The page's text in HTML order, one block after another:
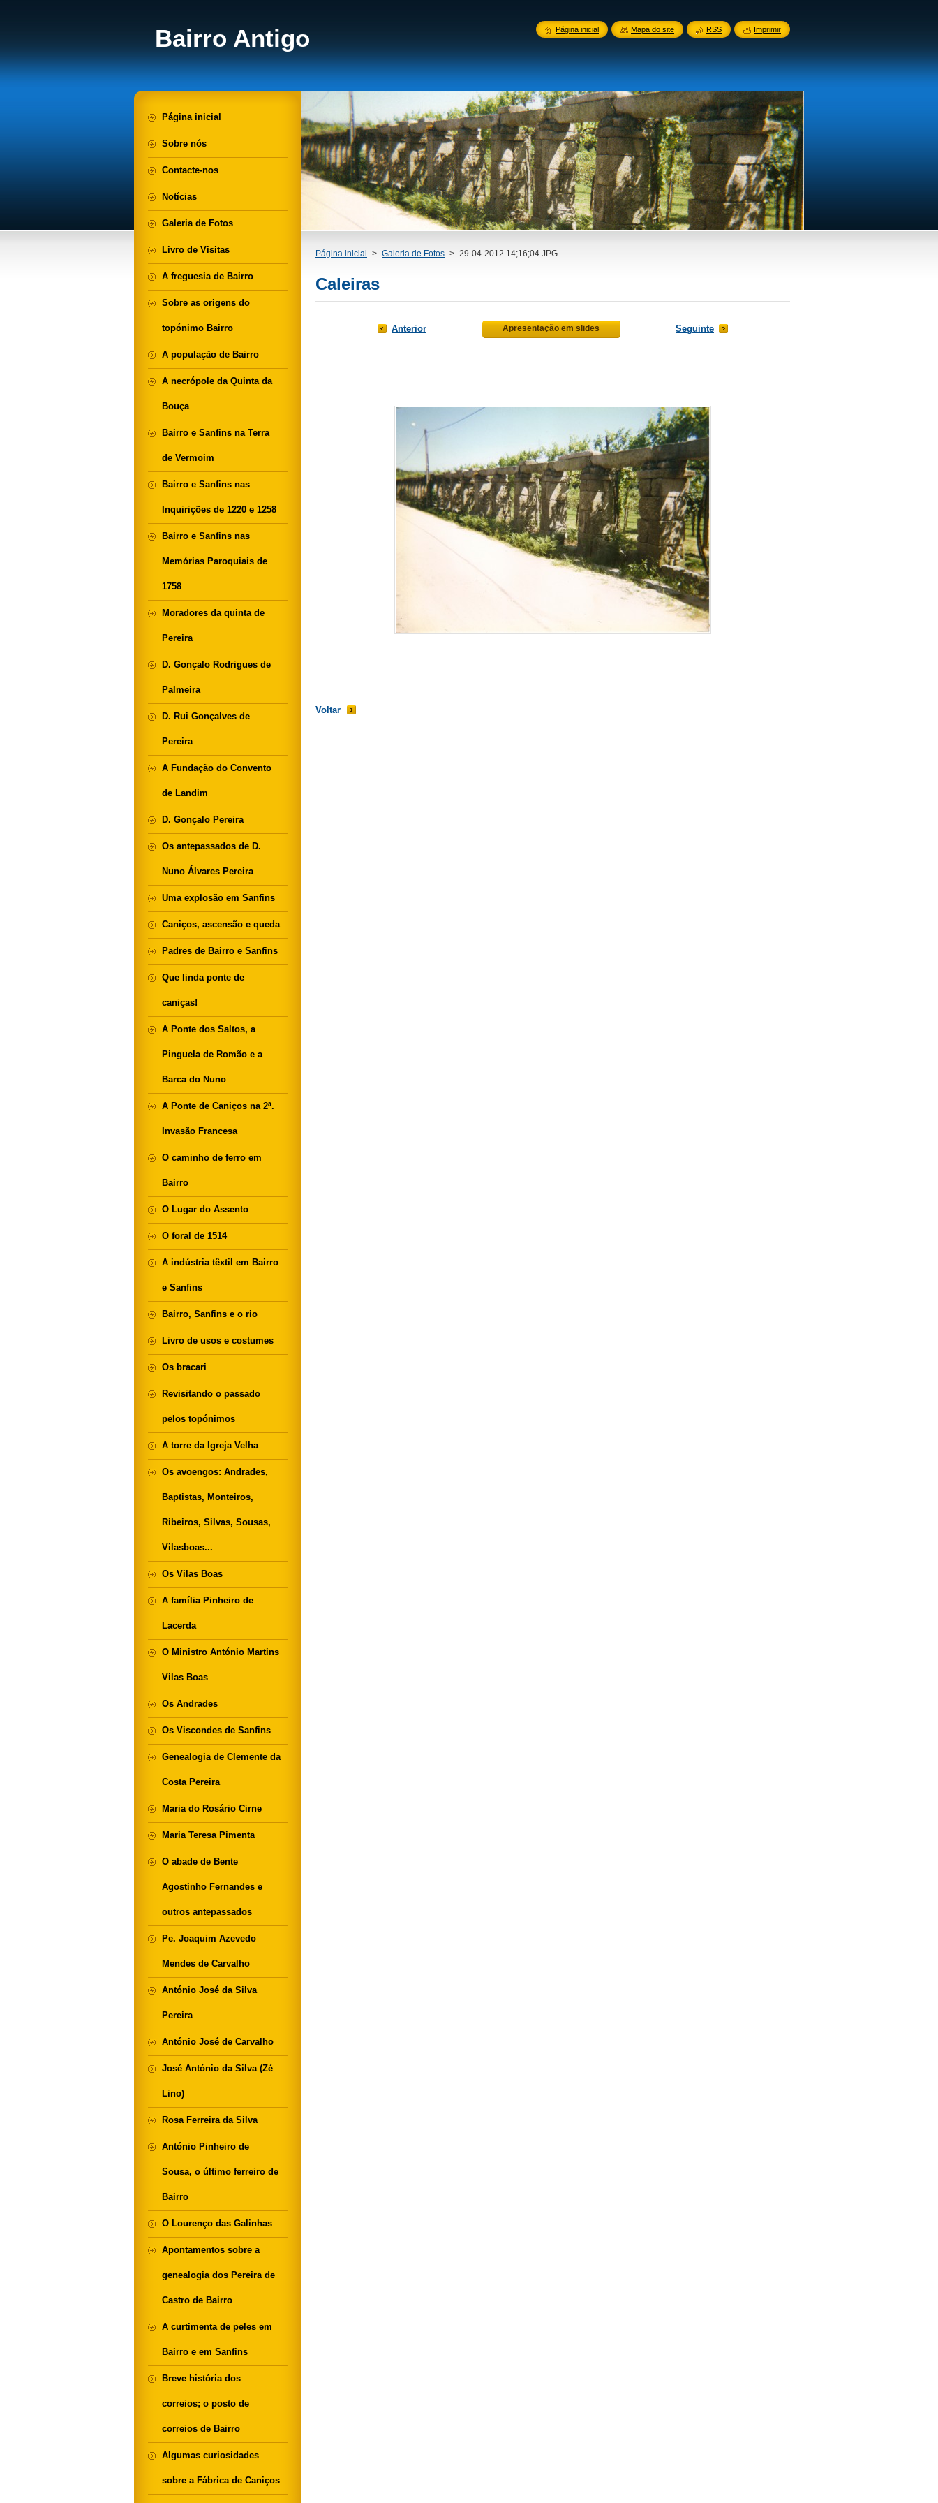
Bairro Antigo
Página inicial > Galeria de Fotos > 29-04-2012 14;16;04.JPG
Caleiras
Anterior Apresentação em slides Seguinte
Voltar
Página inicial
Sobre nós
Contacte-nos
Notícias
Galeria de Fotos
Livro de Visitas
A freguesia de Bairro
Sobre as origens do
topónimo Bairro
A população de Bairro
A necrópole da Quinta da
Bouça
Bairro e Sanfins na Terra
de Vermoim
Bairro e Sanfins nas
Inquirições de 1220 e 1258
Bairro e Sanfins nas
Memórias Paroquiais de
1758
Moradores da quinta de
Pereira
D. Gonçalo Rodrigues de
Palmeira
D. Rui Gonçalves de
Pereira
A Fundação do Convento
de Landim
D. Gonçalo Pereira
Os antepassados de D.
Nuno Álvares Pereira
Uma explosão em Sanfins
Caniços, ascensão e queda
Padres de Bairro e Sanfins
Que linda ponte de
caniças!
A Ponte dos Saltos, a
Pinguela de Romão e a
Barca do Nuno
A Ponte de Caniços na 2ª.
Invasão Francesa
O caminho de ferro em
Bairro
O Lugar do Assento
O foral de 1514
A indústria têxtil em Bairro
e Sanfins
Bairro, Sanfins e o rio
Livro de usos e costumes
Os bracari
Revisitando o passado
pelos topónimos
A torre da Igreja Velha
Os avoengos: Andrades,
Baptistas, Monteiros,
Ribeiros, Silvas, Sousas,
Vilasboas...
Os Vilas Boas
A família Pinheiro de
Lacerda
O Ministro António Martins
Vilas Boas
Os Andrades
Os Viscondes de Sanfins
Genealogia de Clemente da
Costa Pereira
Maria do Rosário Cirne
Maria Teresa Pimenta
O abade de Bente
Agostinho Fernandes e
outros antepassados
Pe. Joaquim Azevedo
Mendes de Carvalho
António José da Silva
Pereira
António José de Carvalho
José António da Silva (Zé
Lino)
Rosa Ferreira da Silva
António Pinheiro de
Sousa, o último ferreiro de
Bairro
O Lourenço das Galinhas
Apontamentos sobre a
genealogia dos Pereira de
Castro de Bairro
A curtimenta de peles em
Bairro e em Sanfins
Breve história dos
correios; o posto de
correios de Bairro
Algumas curiosidades
sobre a Fábrica de Caniços
Página inicial Mapa do site RSS Imprimir